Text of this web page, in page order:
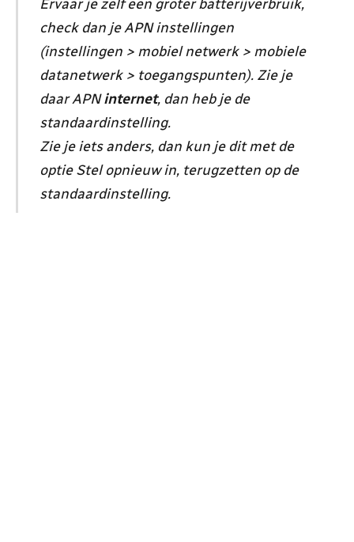
Ervaar je zelf een groter batterijverbruik,
check dan je APN instellingen
(instellingen > mobiel netwerk > mobiele
datanetwerk > toegangspunten). Zie je
daar APNinternet, dan heb je de
standaardinstelling.
Zie je iets anders, dan kun je dit met de
optie Stel opnieuw in, terugzetten op de
standaardinstelling.